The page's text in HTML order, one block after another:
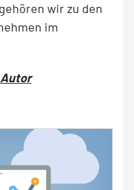
wir zu den
im